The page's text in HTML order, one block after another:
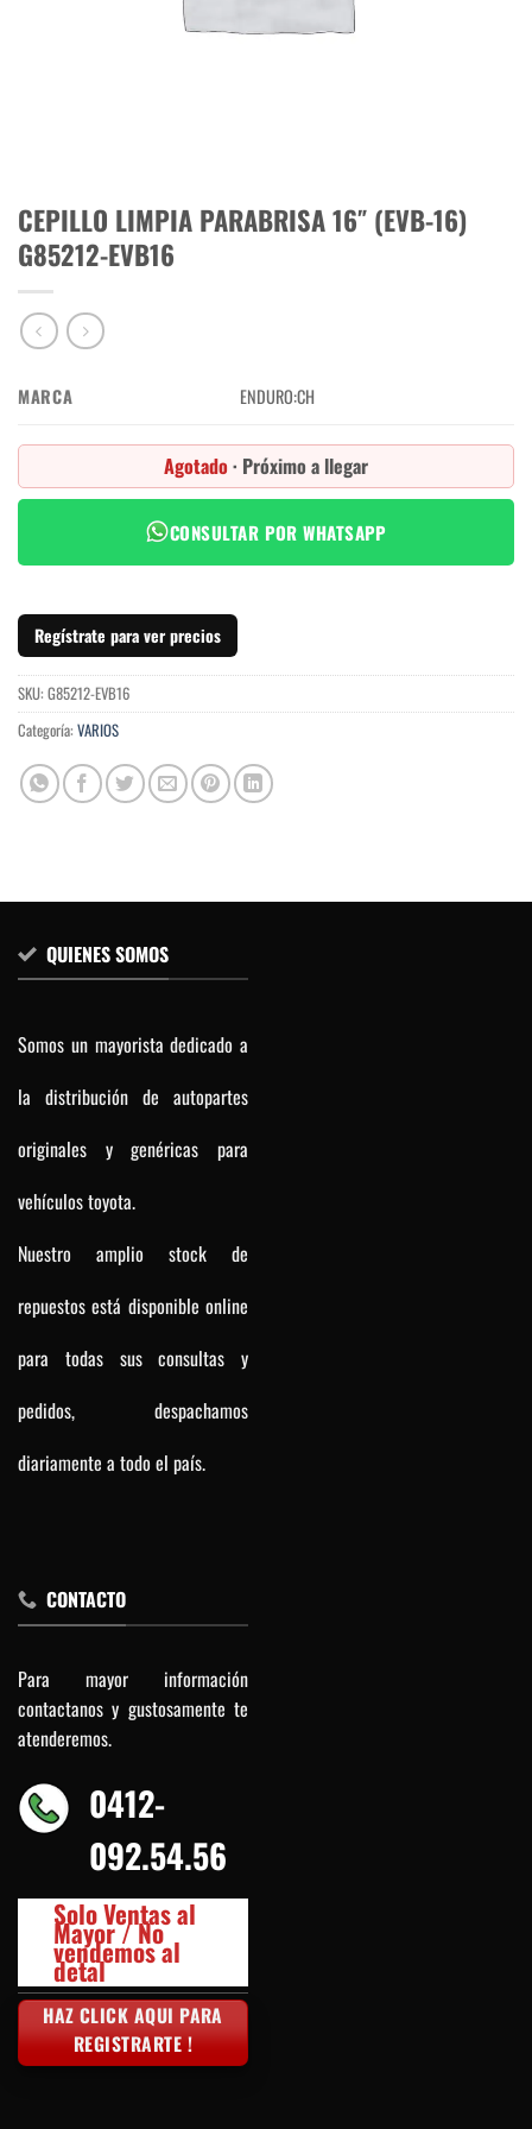
CEPILLO LIMPIA PARABRISA 16″ (EVB-16)
G85212-EVB16
MARCA ENDURO:CH
Agotado · Próximo a llegar
CONSULTAR POR WHATSAPP
Regístrate para ver precios
SKU: G85212-EVB16
Categoría: VARIOS
QUIENES SOMOS
Somos un mayorista dedicado a
la distribución de autopartes
originales y genéricas para
vehículos toyota.
Nuestro amplio stock de
repuestos está disponible online
para todas sus consultas y
pedidos, despachamos
diariamente a todo el país.
CONTACTO
Para mayor información
contactanos y gustosamente te
atenderemos.
0412-
092.54.56
Solo Ventas al
Mayor / No
vendemos al
detal
HAZ CLICK AQUI PARA
REGISTRARTE !